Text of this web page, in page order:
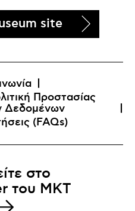
site
Προστασίας
Δεδομένων
(FAQs)
στο
του MKT